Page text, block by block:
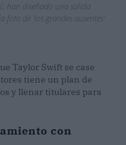
han diseñado una salida
foto de 'los grandes ausentes'
Taylor Swift se case
tiene un plan de
y llenar titulares para
con